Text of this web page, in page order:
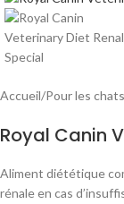
Accueil/Pour les chats
Royal Canin
Aliment diététique
rénale en cas